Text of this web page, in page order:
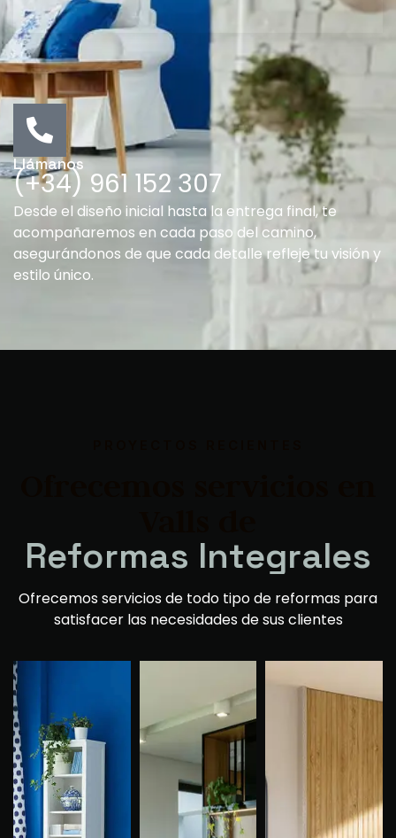
Llámanos
(+34) 961 152 307
Desde el diseño inicial hasta la entrega final, te
acompañaremos en cada paso del camino,
asegurándonos de que cada detalle refleje tu visión y
Valls de
Ref ormas Viviendas
Ofrecemos servicios de todo tipo de reformas para